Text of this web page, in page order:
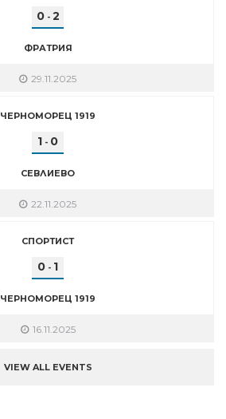
0- 2
ФРАТРИЯ
29.11.2025
ЧЕРНОМОРЕЦ 1919
1 - 0
СЕВЛИЕВО
22.11.2025
СПОРТИСТ
0 - 1
ЧЕРНОМОРЕЦ 1919
16.11.2025
VIEW ALL EVENTS